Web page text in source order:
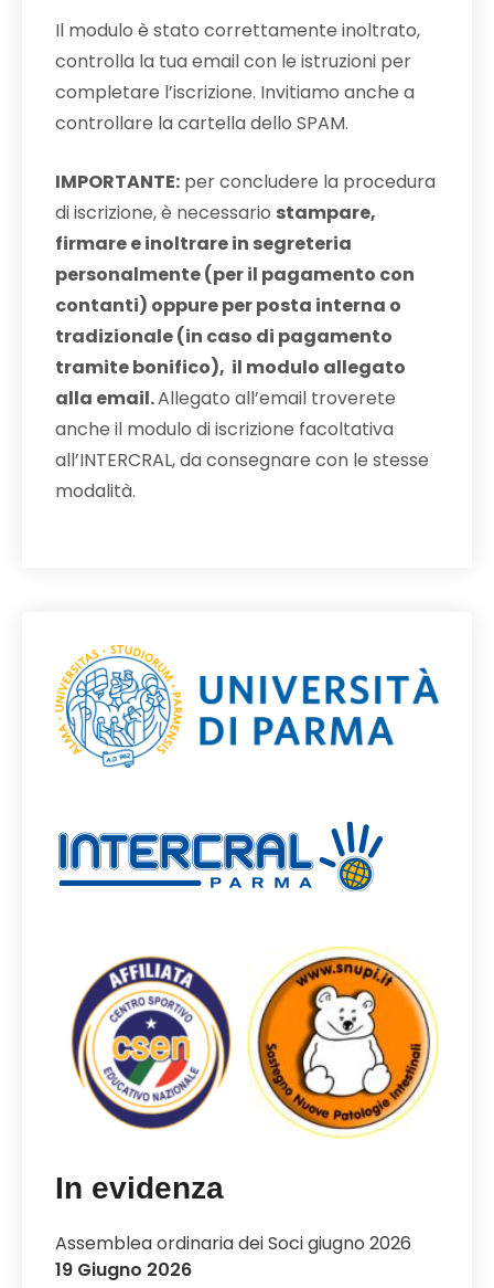
Il modulo è stato correttamente inoltrato,
controlla la tua email con le istruzioni per
completare l’iscrizione. Invitiamo anche a
controllare la cartella dello SPAM.
IMPORTANTE: per concludere la procedura
di iscrizione, è necessario stampare,
firmare e inoltrare in segreteria
personalmente (per il pagamento con
contanti) oppure per posta interna o
tradizionale (in caso di pagamento
tramite bonifico), il modulo allegato
alla email.Allegato all’email troverete
anche il modulo di iscrizione facoltativa
all’INTERCRAL, da consegnare con le stesse
modalità.
In evidenza
Assemblea ordinaria dei Soci giugno 2026
19 Giugno 2026